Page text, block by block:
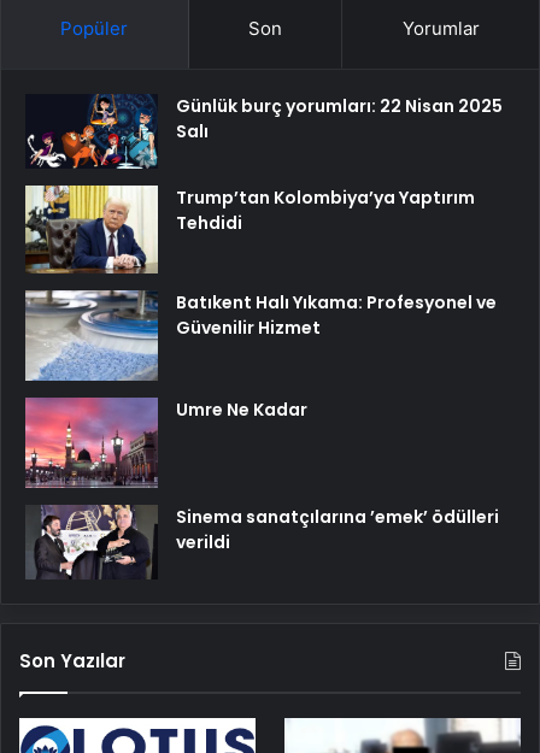
Popüler Son Yorumlar
Günlük burç yorumları: 22 Nisan 2025
Salı
Trump’tan Kolombiya’ya Yaptırım
Tehdidi
Batıkent Halı Yıkama: Profesyonel ve
Güvenilir Hizmet
Umre Ne Kadar
Sinema sanatçılarına ’emek’ ödülleri
verildi
Son Yazılar